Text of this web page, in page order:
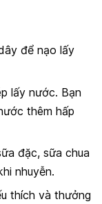
để nạo lấy
lấy nước. Bạn
thêm hấp
đặc, sữa chua
nhuyễn.
thích và thưởng